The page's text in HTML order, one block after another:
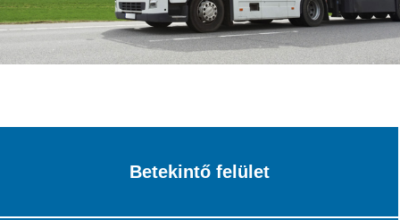
Betekintő felület